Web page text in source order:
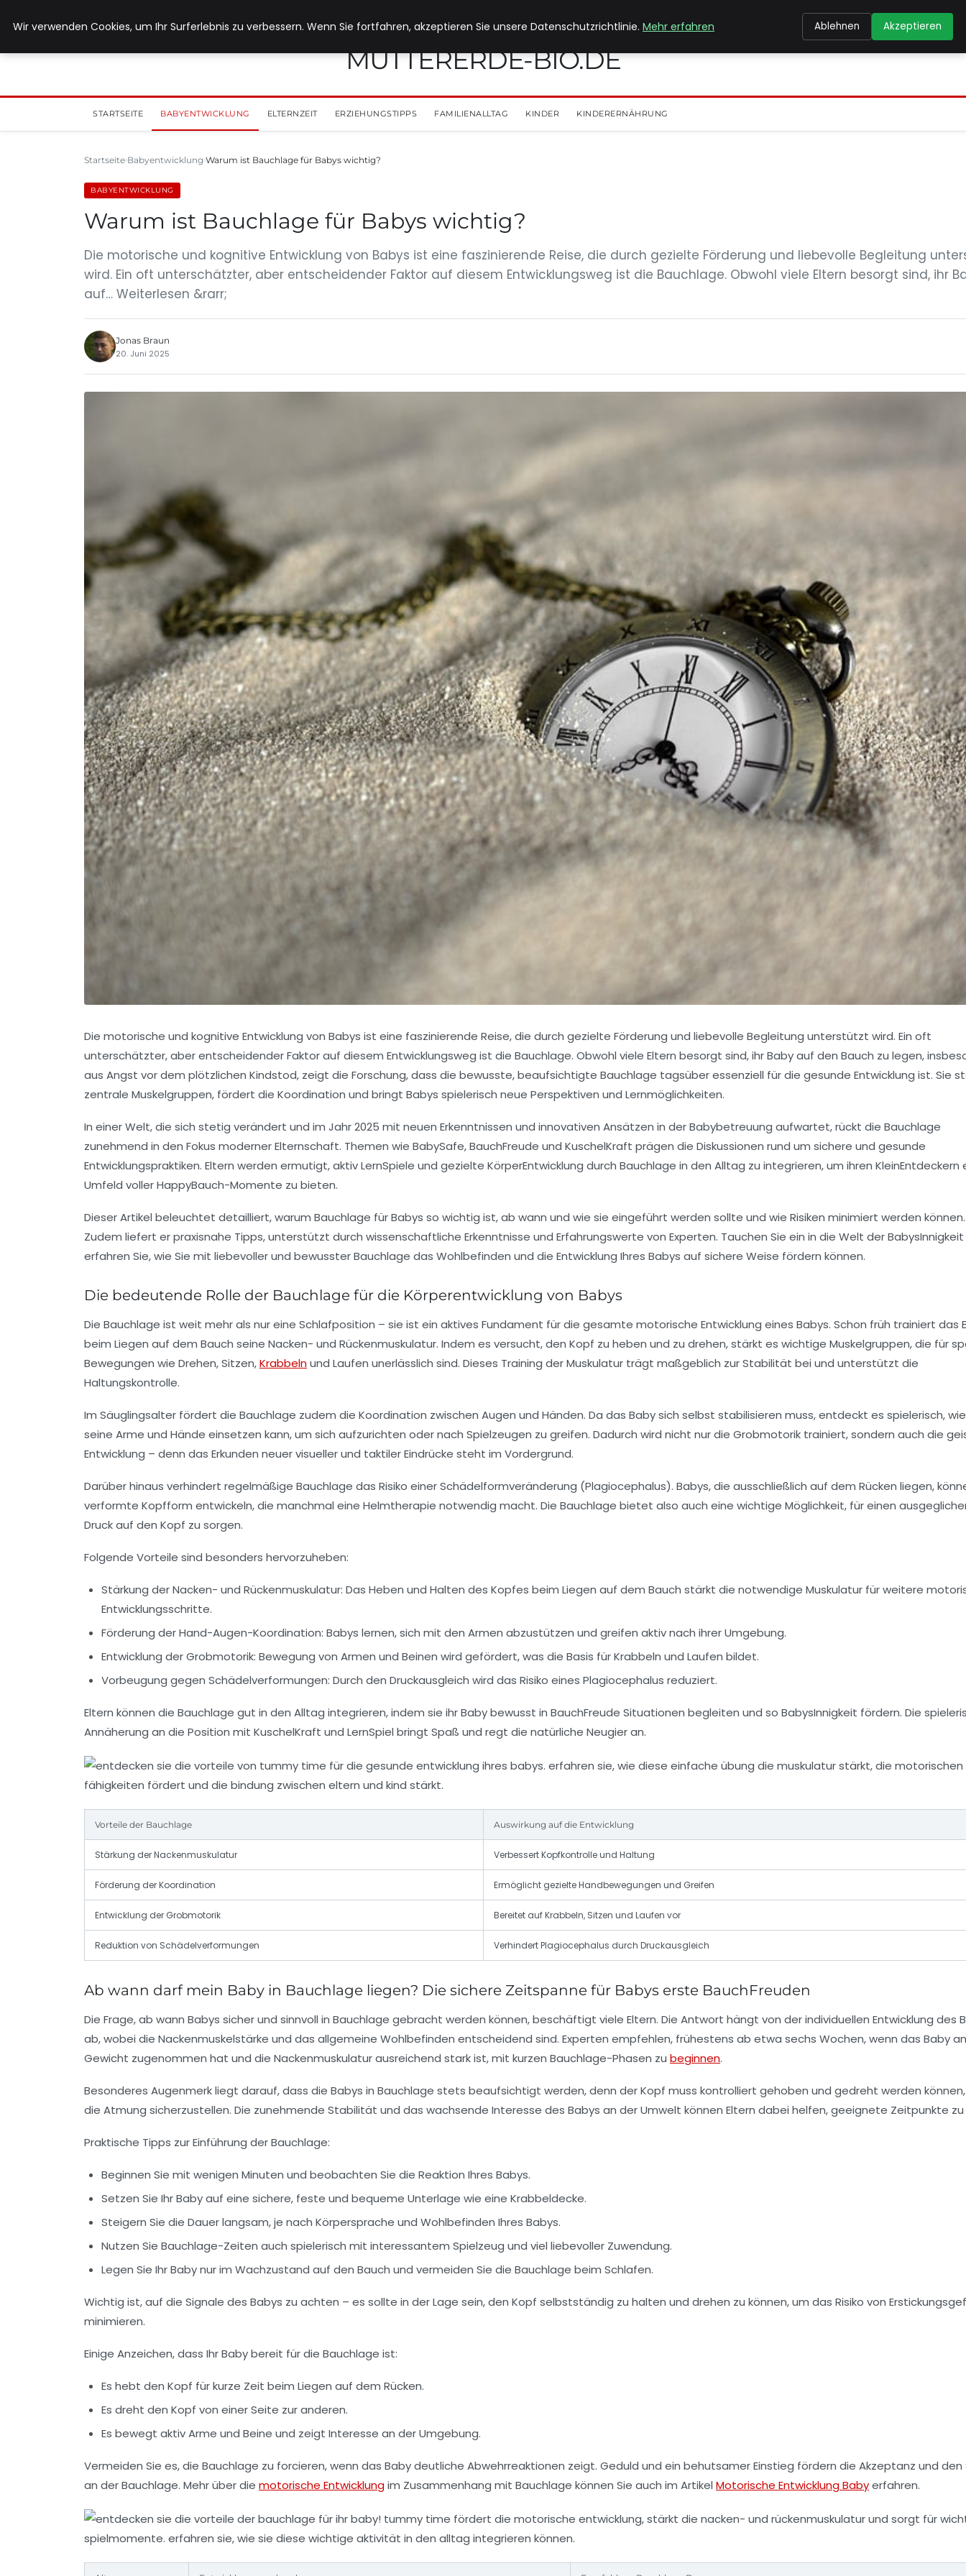
MUTTERERDE-BIO.DE
STARTSEITE BABYENTWICKLUNG ELTERNZEIT ERZIEHUNGSTIPPS FAMILIENALLTAG KINDER KINDERERNÄHRUNG
Startseite Babyentwicklung Warum ist Bauchlage für Babys wichtig?
BABYENTWICKLUNG
Warum ist Bauchlage für Babys wichtig?
Die motorische und kognitive Entwicklung von Babys ist eine faszinierende Reise, die durch gezielte Förderung und liebevolle Begleitung
wird. Ein oft unterschätzter, aber entscheidender Faktor auf diesem Entwicklungsweg ist die Bauchlage. Obwohl viele Eltern besorgt sind, ihr
auf… Weiterlesen &rarr;
Jonas Braun
20. Juni 2025
Die motorische und kognitive Entwicklung von Babys ist eine faszinierende Reise, die durch gezielte Förderung und liebevolle Begleitung unterstützt wird. Ein oft
unterschätzter, aber entscheidender Faktor auf diesem Entwicklungsweg ist die Bauchlage. Obwohl viele Eltern besorgt sind, ihr Baby auf den Bauch zu legen,
aus Angst vor dem plötzlichen Kindstod, zeigt die Forschung, dass die bewusste, beaufsichtigte Bauchlage tagsüber essenziell für die gesunde Entwicklung ist. Sie
zentrale Muskelgruppen, fördert die Koordination und bringt Babys spielerisch neue Perspektiven und Lernmöglichkeiten.
In einer Welt, die sich stetig verändert und im Jahr 2025 mit neuen Erkenntnissen und innovativen Ansätzen in der Babybetreuung aufwartet, rückt die Bauchlage
zunehmend in den Fokus moderner Elternschaft. Themen wie BabySafe, BauchFreude und KuschelKraft prägen die Diskussionen rund um sichere und gesunde
Entwicklungspraktiken. Eltern werden ermutigt, aktiv LernSpiele und gezielte KörperEntwicklung durch Bauchlage in den Alltag zu integrieren, um ihren KleinEntdeckern
Umfeld voller HappyBauch-Momente zu bieten.
Dieser Artikel beleuchtet detailliert, warum Bauchlage für Babys so wichtig ist, ab wann und wie sie eingeführt werden sollte und wie Risiken minimiert werden können.
Zudem liefert er praxisnahe Tipps, unterstützt durch wissenschaftliche Erkenntnisse und Erfahrungswerte von Experten. Tauchen Sie ein in die Welt der
erfahren Sie, wie Sie mit liebevoller und bewusster Bauchlage das Wohlbefinden und die Entwicklung Ihres Babys auf sichere Weise fördern können.
Die bedeutende Rolle der Bauchlage für die Körperentwicklung von Babys
Die Bauchlage ist weit mehr als nur eine Schlafposition – sie ist ein aktives Fundament für die gesamte motorische Entwicklung eines Babys. Schon früh trainiert das
beim Liegen auf dem Bauch seine Nacken- und Rückenmuskulatur. Indem es versucht, den Kopf zu heben und zu drehen, stärkt es wichtige Muskelgruppen, die für
Bewegungen wie Drehen, Sitzen,Krabbelnund Laufen unerlässlich sind. Dieses Training der Muskulatur trägt maßgeblich zur Stabilität bei und unterstützt die
Haltungskontrolle.
Im Säuglingsalter fördert die Bauchlage zudem die Koordination zwischen Augen und Händen. Da das Baby sich selbst stabilisieren muss, entdeckt es spielerisch,
seine Arme und Hände einsetzen kann, um sich aufzurichten oder nach Spielzeugen zu greifen. Dadurch wird nicht nur die Grobmotorik trainiert, sondern auch die
Entwicklung – denn das Erkunden neuer visueller und taktiler Eindrücke steht im Vordergrund.
Darüber hinaus verhindert regelmäßige Bauchlage das Risiko einer Schädelformveränderung (Plagiocephalus). Babys, die ausschließlich auf dem Rücken liegen,
verformte Kopfform entwickeln, die manchmal eine Helmtherapie notwendig macht. Die Bauchlage bietet also auch eine wichtige Möglichkeit, für einen
Druck auf den Kopf zu sorgen.
Folgende Vorteile sind besonders hervorzuheben:
Stärkung der Nacken- und Rückenmuskulatur: Das Heben und Halten des Kopfes beim Liegen auf dem Bauch stärkt die notwendige Muskulatur für weitere
Entwicklungsschritte.
Förderung der Hand-Augen-Koordination: Babys lernen, sich mit den Armen abzustützen und greifen aktiv nach ihrer Umgebung.
Entwicklung der Grobmotorik: Bewegung von Armen und Beinen wird gefördert, was die Basis für Krabbeln und Laufen bildet.
Vorbeugung gegen Schädelverformungen: Durch den Druckausgleich wird das Risiko eines Plagiocephalus reduziert.
Eltern können die Bauchlage gut in den Alltag integrieren, indem sie ihr Baby bewusst in BauchFreude Situationen begleiten und so BabysInnigkeit fördern. Die
Annäherung an die Position mit KuschelKraft und LernSpiel bringt Spaß und regt die natürliche Neugier an.
Vorteile der Bauchlage Auswirkung auf die Entwicklung
Stärkung der Nackenmuskulatur Verbessert Kopfkontrolle und Haltung
Förderung der Koordination Ermöglicht gezielte Handbewegungen und Greifen
Entwicklung der Grobmotorik Bereitet auf Krabbeln, Sitzen und Laufen vor
Reduktion von Schädelverformungen Verhindert Plagiocephalus durch Druckausgleich
Ab wann darf mein Baby in Bauchlage liegen? Die sichere Zeitspanne für Babys erste BauchFreuden
Die Frage, ab wann Babys sicher und sinnvoll in Bauchlage gebracht werden können, beschäftigt viele Eltern. Die Antwort hängt von der individuellen Entwicklung des
ab, wobei die Nackenmuskelstärke und das allgemeine Wohlbefinden entscheidend sind. Experten empfehlen, frühestens ab etwa sechs Wochen, wenn das Baby an
Gewicht zugenommen hat und die Nackenmuskulatur ausreichend stark ist, mit kurzen Bauchlage-Phasen zu beginnen.
Besonderes Augenmerk liegt darauf, dass die Babys in Bauchlage stets beaufsichtigt werden, denn der Kopf muss kontrolliert gehoben und gedreht werden
die Atmung sicherzustellen. Die zunehmende Stabilität und das wachsende Interesse des Babys an der Umwelt können Eltern dabei helfen, geeignete Zeitpunkte
Praktische Tipps zur Einführung der Bauchlage:
Beginnen Sie mit wenigen Minuten und beobachten Sie die Reaktion Ihres Babys.
Setzen Sie Ihr Baby auf eine sichere, feste und bequeme Unterlage wie eine Krabbeldecke.
Steigern Sie die Dauer langsam, je nach Körpersprache und Wohlbefinden Ihres Babys.
Nutzen Sie Bauchlage-Zeiten auch spielerisch mit interessantem Spielzeug und viel liebevoller Zuwendung.
Legen Sie Ihr Baby nur im Wachzustand auf den Bauch und vermeiden Sie die Bauchlage beim Schlafen.
Wichtig ist, auf die Signale des Babys zu achten – es sollte in der Lage sein, den Kopf selbstständig zu halten und drehen zu können, um das Risiko von
minimieren.
Einige Anzeichen, dass Ihr Baby bereit für die Bauchlage ist:
Es hebt den Kopf für kurze Zeit beim Liegen auf dem Rücken.
Es dreht den Kopf von einer Seite zur anderen.
Es bewegt aktiv Arme und Beine und zeigt Interesse an der Umgebung.
Vermeiden Sie es, die Bauchlage zu forcieren, wenn das Baby deutliche Abwehrreaktionen zeigt. Geduld und ein behutsamer Einstieg fördern die Akzeptanz und den
an der Bauchlage. Mehr über die motorische Entwicklungim Zusammenhang mit Bauchlage können Sie auch im Artikel Motorische Entwicklung Babyerfahren.
Wir verwenden Cookies, um Ihr Surferlebnis zu verbessern. Wenn Sie fortfahren, akzeptieren Sie unsere Datenschutzrichtlinie. Mehr erfahren Ablehnen Akzeptieren